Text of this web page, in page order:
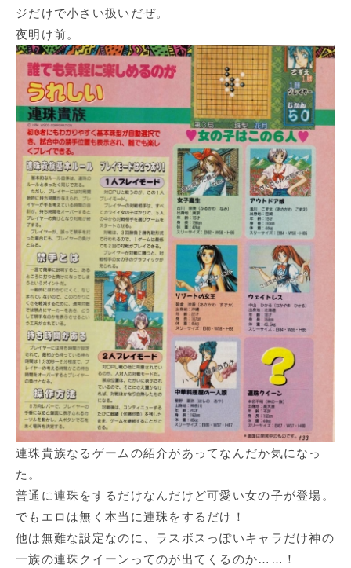
ジだけで小さい扱いだぜ。
夜明け前。
連珠貴族なるゲームの紹介があってなんだか気になっ
た。
普通に連珠をするだけなんだけど可愛い女の子が登場。
でもエロは無く本当に連珠をするだけ！
他は無難な設定なのに、ラスボスっぽいキャラだけ神の
一族の連珠クイーンってのが出てくるのか……！